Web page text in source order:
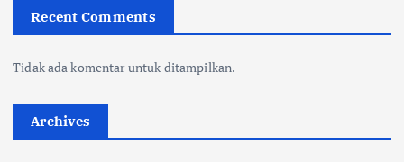
Recent Comments
Tidak ada komentar untuk ditampilkan.
Archives